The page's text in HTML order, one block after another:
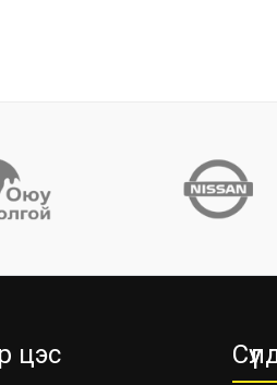
цэс